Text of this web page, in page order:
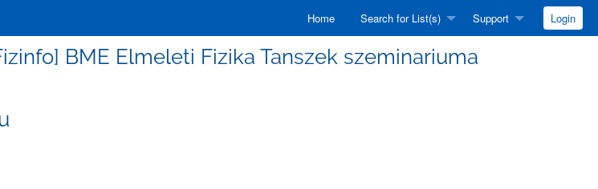
Home Search for List(s) Support Login
BME Elmeleti Fizika Tanszek szeminariuma